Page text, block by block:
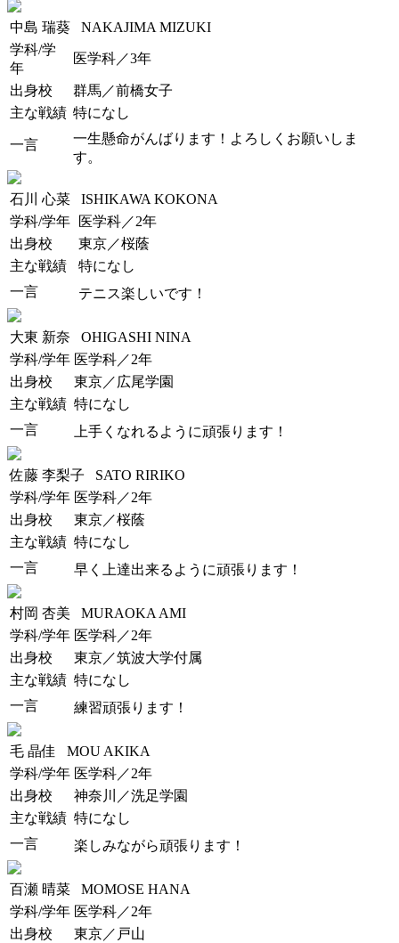
中島 瑞葵
NAKAJIMA MIZUKI
学科/学
年
医学科／3年
出身校
群馬／前橋女子
主な戦績 特になし
一言
一生懸命がんばります！よろしくお願いしま
す。
石川 心菜
ISHIKAWA KOKONA
学科/学年
医学科／2年
出身校
東京／桜蔭
主な戦績
特になし
一言
テニス楽しいです！
大東 新奈
OHIGASHI NINA
学科/学年 医学科／2年
出身校
東京／広尾学園
主な戦績 特になし
一言
上手くなれるように頑張ります！
佐藤 李梨子
SATO RIRIKO
学科/学年 医学科／2年
出身校
東京／桜蔭
主な戦績 特になし
一言
早く上達出来るように頑張ります！
村岡 杏美
MURAOKA AMI
学科/学年 医学科／2年
出身校
東京／筑波大学付属
主な戦績 特になし
一言
練習頑張ります！
毛 晶佳
MOU AKIKA
学科/学年 医学科／2年
出身校
神奈川／洗足学園
主な戦績 特になし
一言
楽しみながら頑張ります！
百瀬 晴菜
MOMOSE HANA
学科/学年 医学科／2年
出身校
東京／戸山